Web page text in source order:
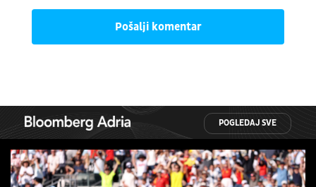
Pošalji komentar
POGLEDAJ SVE